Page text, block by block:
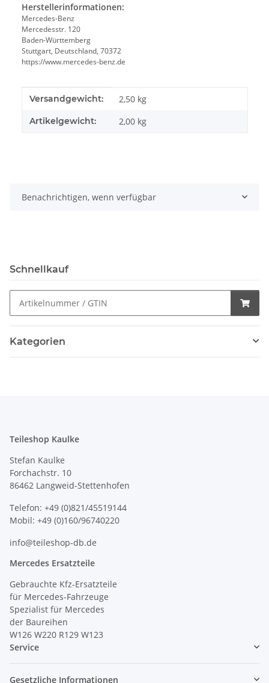
Herstellerinformationen:
Mercedes-Benz
Mercedesstr. 120
Baden-Württemberg
Stuttgart, Deutschland, 70372
https://www.mercedes-benz.de
Produkteigenschaft
Wert
Versandgewicht: 2,50 kg
Artikelgewicht: 2,00 kg
Benachrichtigen, wenn verfügbar
Schnellkauf
Kategorien
Teileshop Kaulke
Stefan Kaulke
Forchachstr. 10
86462 Langweid-Stettenhofen
Telefon: +49 (0)821/45519144
Mobil: +49 (0)160/96740220
info@teileshop-db.de
Mercedes Ersatzteile
Gebrauchte Kfz-Ersatzteile
für Mercedes-Fahrzeuge
Spezialist für Mercedes
der Baureihen
W126 W220 R129 W123
Service
Gesetzliche Informationen